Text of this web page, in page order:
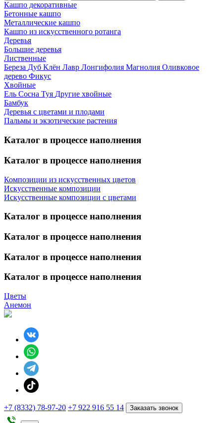
Кашпо декоративные
Бетонные кашпо
Металлические кашпо
Кашпо из искусственного ротанга
Деревья
Большие деревья
Лиственные
Береза Дуб Клён Лавр Лонгифолия Магнолия Оливковое
дерево Фикус
Хвойные
Ель Сосна Туя Другие хвойные
Бамбук
Деревья с цветами и плодами
Пальмы и экзотические растения
Каталог в процессе наполнения
Каталог в процессе наполнения
Композиции из искусственных цветов
Искусственные композиции
Искусственные композиции с цветами
Каталог в процессе наполнения
Каталог в процессе наполнения
Каталог в процессе наполнения
Каталог в процессе наполнения
Цветы
Анемон
+7 (8332) 78-97-20 +7 922 916 55 14 Заказать звонок